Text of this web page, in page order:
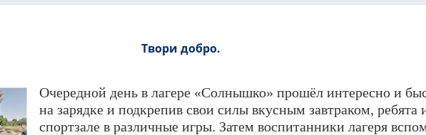
Твори добро.
Очередной день в лагере «Солнышко» прошёл интересно и
на зарядке и подкрепив свои силы вкусным завтраком, ребята
спортзале в различные игры. Затем воспитанники лагеря